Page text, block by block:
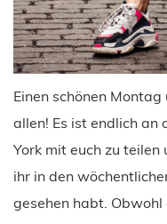
Einen schönen
allen! Es ist endlich an
York mit euch zu teilen
ihr in den
gesehen habt.